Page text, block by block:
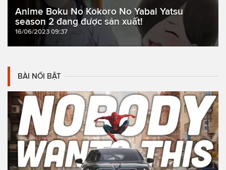
Anime Boku No Kokoro No Yabai Yatsu
season 2 đang được sản xuất!
16/06/2023 09:37
BÀI NỔI BẬT